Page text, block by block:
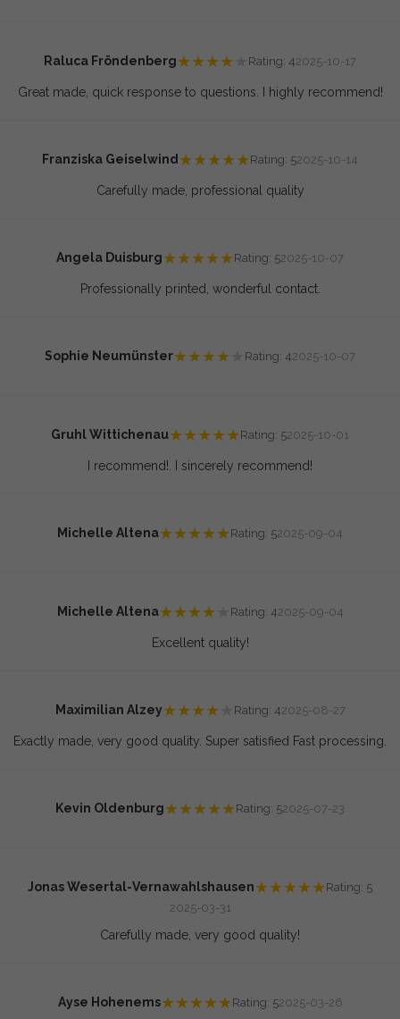
Raluca Fröndenberg★★★★ Rating: 42025-10-17
Great made, quick response to questions. I highly recommend!
Franziska Geiselwind★★★★★Rating: 52025-10-14
Carefully made, professional quality
Angela Duisburg★★★★★Rating: 52025-10-07
Professionally printed, wonderful contact.
Sophie Neumünster★★★★ Rating: 42025-10-07
Gruhl Wittichenau★★★★★Rating: 52025-10-01
I recommend!. I sincerely recommend!
Michelle Altena★★★★★Rating: 52025-09-04
Michelle Altena★★★★ Rating: 42025-09-04
Excellent quality!
Maximilian Alzey★★★★ Rating: 42025-08-27
Exactly made, very good quality. Super satisfied Fast processing.
Kevin Oldenburg★★★★★Rating: 52025-07-23
Jonas Wesertal-Vernawahlshausen★★★★★Rating: 5
2025-03-31
Carefully made, very good quality!
Ayse Hohenems★★★★★Rating: 52025-03-26